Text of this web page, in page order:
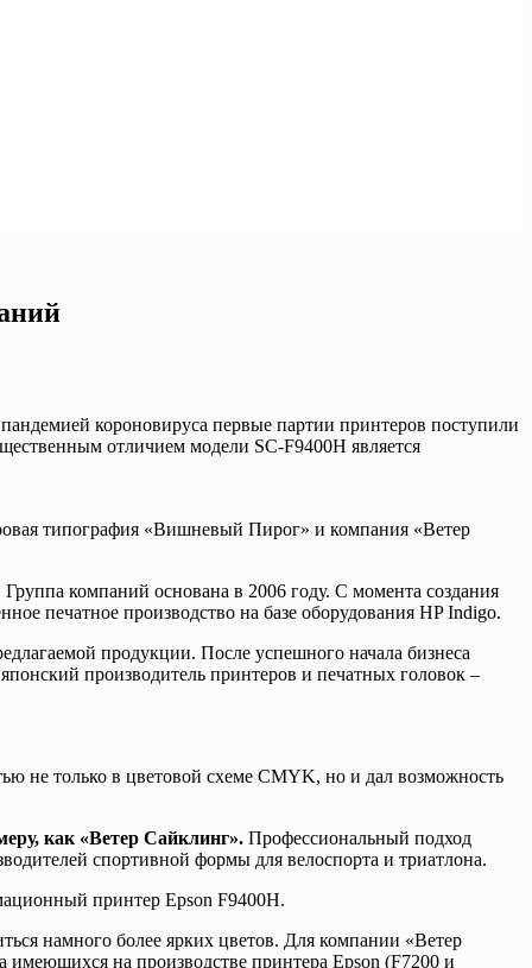
короновируса первые партии принтеров поступили
отличием модели SC-F9400H является
типография «Вишневый Пирог» и компания «Ветер
компаний основана в 2006 году. С момента создания
печатное производство на базе оборудования HP Indigo.
продукции. После успешного начала бизнеса
производитель принтеров и печатных головок –
не только в цветовой схеме CMYK, но и дал возможность
как «Ветер Сайклинг». Профессиональный подход
спортивной формы для велоспорта и триатлона.
принтер Epson F9400H.
намного более ярких цветов. Для компании «Ветер
на производстве принтера Epson (F7200 и